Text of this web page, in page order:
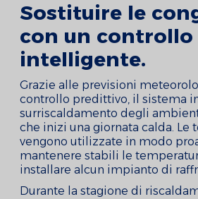
Sostituire le
con un controllo
intelligente.
Grazie alle previsioni
controllo predittivo, il sistema
surriscaldamento degli
che inizi una giornata calda. Le
vengono utilizzate in modo
mantenere stabili le
installare alcun impianto di
Durante la stagione di